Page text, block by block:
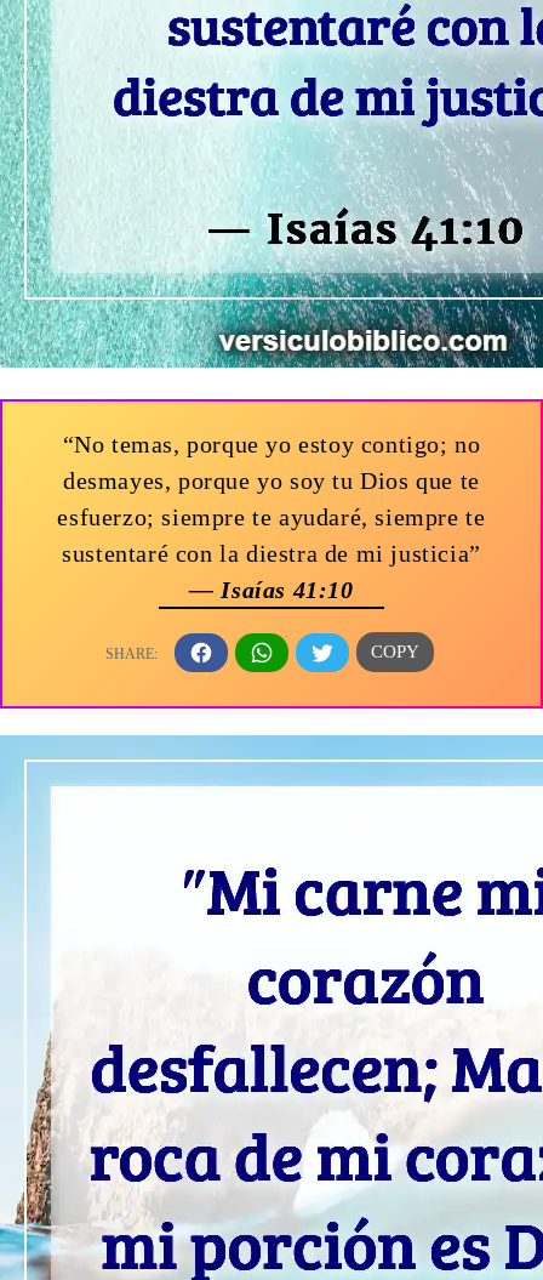
“No temas, porque yo estoy contigo; no
desmayes, porque yo soy tu Dios que te
esfuerzo; siempre te ayudaré, siempre te
sustentaré con la diestra de mi justicia”
— Isaías 41:10